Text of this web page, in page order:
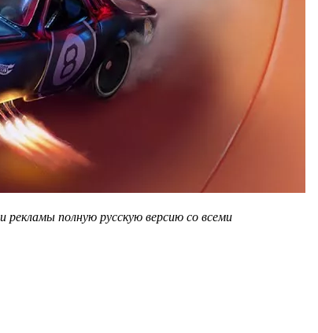
полную русскую версию со всеми